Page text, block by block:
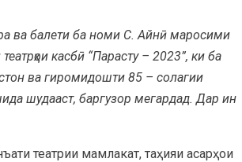
ва балети ба номи С. Айнӣ маросими
касбӣ “Парасту – 2023”, ки ба
ва гиромидошти 85 – солагии
шудааст, баргузор мегардад. Дар ин
театрии мамлакат, таҳияи асарҳои